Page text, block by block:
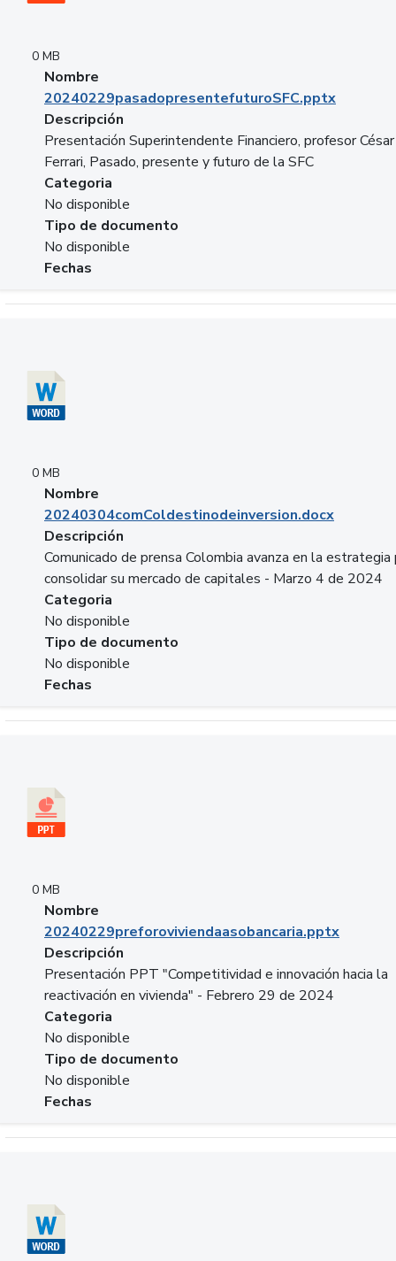
0 MB
Nombre
20240229pasadopresentefuturoSFC.pptx
Descripción
Presentación Superintendente Financiero, profesor César
Ferrari, Pasado, presente y futuro de la SFC
Categoria
No disponible
Tipo de documento
No disponible
Fechas
0 MB
Nombre
20240304comColdestinodeinversion.docx
Descripción
Comunicado de prensa Colombia avanza en la estrategia
consolidar su mercado de capitales - Marzo 4 de 2024
Categoria
No disponible
Tipo de documento
No disponible
Fechas
0 MB
Nombre
20240229preforoviviendaasobancaria.pptx
Descripción
Presentación PPT "Competitividad e innovación hacia la
reactivación en vivienda" - Febrero 29 de 2024
Categoria
No disponible
Tipo de documento
No disponible
Fechas